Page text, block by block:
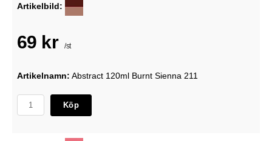
Artikelbild:
69 kr /st
Artikelnamn: Abstract 120ml Burnt Sienna 211
Köp